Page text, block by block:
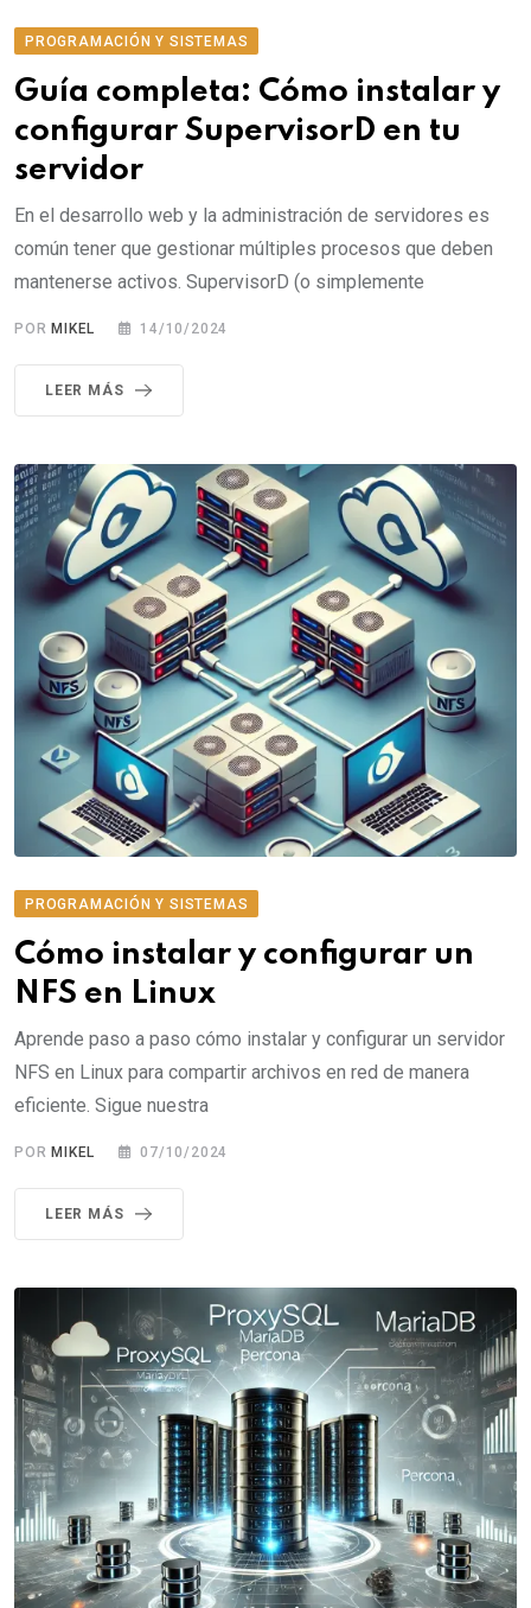
PROGRAMACIÓN Y SISTEMAS
Guía completa: Cómo instalar y
configurar SupervisorD en tu
servidor
En el desarrollo web y la administración de servidores es
común tener que gestionar múltiples procesos que deben
mantenerse activos. SupervisorD (o simplemente
PORMIKEL 14/10/2024
LEER MÁS
PROGRAMACIÓN Y SISTEMAS
Cómo instalar y configurar un
NFS en Linux
Aprende paso a paso cómo instalar y configurar un servidor
NFS en Linux para compartir archivos en red de manera
eficiente. Sigue nuestra
POR MIKEL 07/10/2024
LEER MÁS